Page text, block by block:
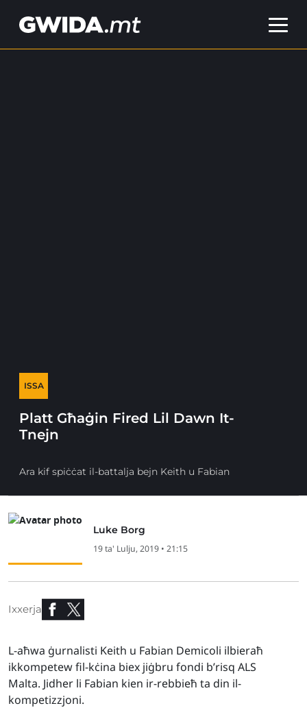
ISSA
Platt Għaġin Fired Lil Dawn It-
Tnejn
Ara kif spiċċat il-battalja bejn Keith u Fabian
Luke Borg
19 ta' Lulju, 2019 • 21:15
Ixxerja
L-aħwa ġurnalisti Keith u Fabian Demicoli ilbieraħ
ikkompetew fil-kċina biex jiġbru fondi b’risq ALS
Malta. Jidher li Fabian kien ir-rebbieħ ta din il-
kompetizzjoni.